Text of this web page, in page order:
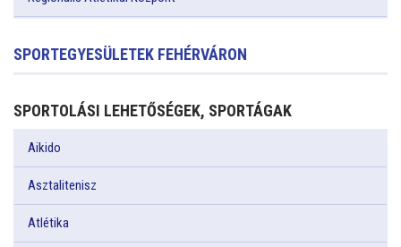
SPORTEGYESÜLETEK FEHÉRVÁRON
SPORTOLÁSI LEHETŐSÉGEK, SPORTÁGAK
Aikido
Asztalitenisz
Atlétika